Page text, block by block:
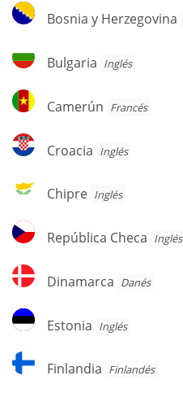
Bosnia
y
Bosnia y Herzegovina
Bulgaria
Bulgaria Inglés
Camerún
Camerún Francés
Croacia
Croacia Inglés
Chipre
Chipre Inglés
República
Checa
República Checa Inglés
Dinamarca
Dinamarca Danés
Estonia
Estonia Inglés
Finlandia
Finlandia Finlandés